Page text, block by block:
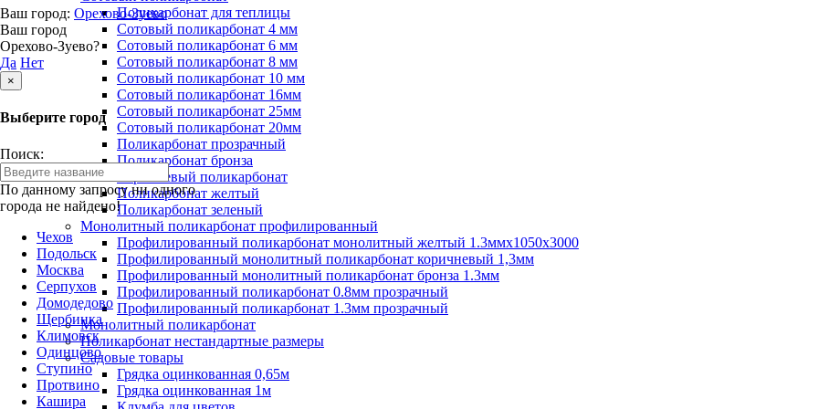
Ваш город: Орехово-Зуево
Ваш город
Орехово-Зуево?
Да Нет
×
Выберите город
Поиск:
По данному запросу ни одного
города не найдено!
Чехов
Подольск
Москва
Серпухов
Домодедово
Щербинка
Климовск
Одинцово
Ступино
Протвино
Кашира
Поликарбонат для теплицы
Сотовый поликарбонат 4 мм
Сотовый поликарбонат 6 мм
Сотовый поликарбонат 8 мм
Сотовый поликарбонат 10 мм
Сотовый поликарбонат 16мм
Сотовый поликарбонат 25мм
Сотовый поликарбонат 20мм
Поликарбонат прозрачный
Поликарбонат бронза
Коричневый поликарбонат
Поликарбонат желтый
Поликарбонат зеленый
Монолитный поликарбонат профилированный
Профилированный поликарбонат монолитный желтый 1.3ммх1050х3000
Профилированный монолитный поликарбонат коричневый 1,3мм
Профилированный монолитный поликарбонат бронза 1.3мм
Профилированный поликарбонат 0.8мм прозрачный
Профилированный поликарбонат 1.3мм прозрачный
Монолитный поликарбонат
Поликарбонат нестандартные размеры
Садовые товары
Грядка оцинкованная 0,65м
Грядка оцинкованная 1м